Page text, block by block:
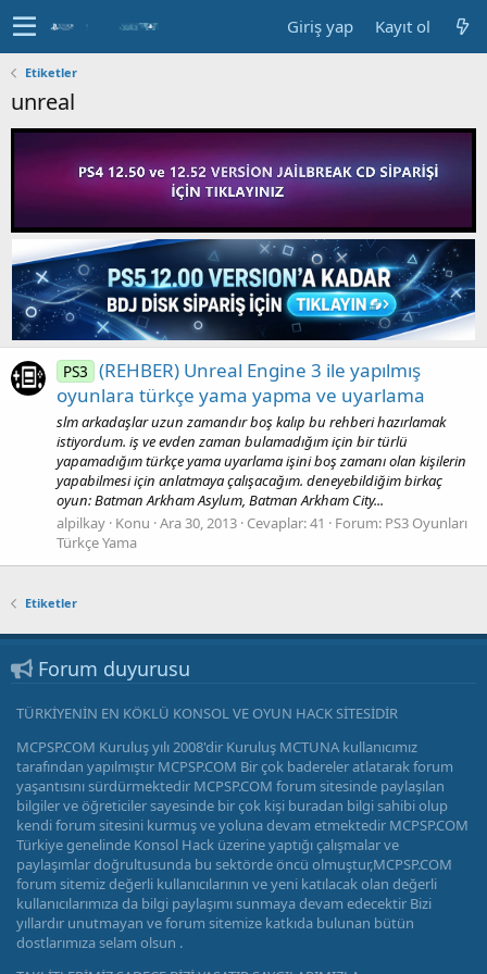
Giriş yap Kayıt ol
Etiketler
unreal
PS3 (REHBER) Unreal Engine 3 ile yapılmış
oyunlara türkçe yama yapma ve uyarlama
slm arkadaşlar uzun zamandır boş kalıp bu rehberi hazırlamak
istiyordum. iş ve evden zaman bulamadığım için bir türlü
yapamadığım türkçe yama uyarlama işini boş zamanı olan kişilerin
yapabilmesi için anlatmaya çalışacağım. deneyebildiğim birkaç
oyun: Batman Arkham Asylum, Batman Arkham City...
alpilkay Konu Ara 30, 2013 Cevaplar: 41 Forum: PS3 Oyunları
Türkçe Yama
Etiketler
Forum duyurusu
TÜRKİYENİN EN KÖKLÜ KONSOL VE OYUN HACK SİTESİDİR
MCPSP.COM Kuruluş yılı 2008'dir Kuruluş MCTUNA kullanıcımız
tarafından yapılmıştır MCPSP.COM Bir çok badereler atlatarak forum
yaşantısını sürdürmektedir MCPSP.COM forum sitesinde paylaşılan
bilgiler ve öğreticiler sayesinde bir çok kişi buradan bilgi sahibi olup
kendi forum sitesini kurmuş ve yoluna devam etmektedir MCPSP.COM
Türkiye genelinde Konsol Hack üzerine yaptığı çalışmalar ve
paylaşımlar doğrultusunda bu sektörde öncü olmuştur,MCPSP.COM
forum sitemiz değerli kullanıcılarının ve yeni katılacak olan değerli
kullanıcılarımıza da bilgi paylaşımı sunmaya devam edecektir Bizi
yıllardır unutmayan ve forum sitemize katkıda bulunan bütün
dostlarımıza selam olsun .